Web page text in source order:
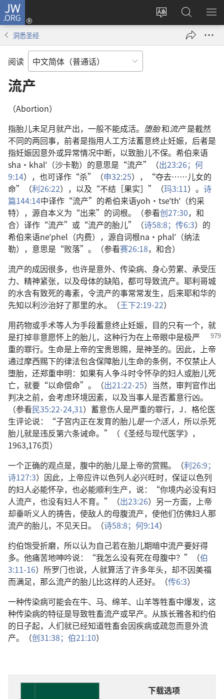
JW.ORG
更
登
录
（打
搜
索
JW.ORG
显
洞悉圣经
阅读
流产
（Abortion）
指胎儿未足月就产出，一般不能成活。 堕胎和流产是截然
不同的两回事，前者是指用人工方法蓄意终止妊娠，后者是
指妊娠因意外或异常情况中断，以致胎儿不保。希伯来语
sha·khalʹ（沙卡勒）的意思是“流产”（出23:26； 何
9:14），也可译作“杀”（申32:25），“夺去……儿女的
命”（利26:22），以及“不结［果实］”（玛3:11）。 诗
篇144:14中译作“流产”的希伯来语yoh·tseʼthʹ（约采
特），源自本义为“出来”的词根。（参看创27:30，和
合）译作“流产”或“流产的胎儿”（诗58:8； 传6:3）的
希伯来语neʹphel（内费），源自词根na·phalʹ（纳法
勒），意思是“败落”。（参看赛26:18，和合）
流产的成因很多，也许是意外、传染病、身心劳累、承受压
力、精神紧张，以及母体的缺陷，都可导致流产。耶利哥城
的水含有致死的毒素，令流产的事常常发生，后来耶和华的
先知以利沙治好了那里的水。（王下2:19-22）
用药物或手术等人为手段蓄意终止妊娠，目的只有一个，就
是打掉非意愿怀上的胎儿，这种行为在上帝眼中是极严
重的罪行。生命是上帝的宝贵恩赐，是神圣的。因此，上帝
通过摩西赐下的律法包含保障胎儿生命的条例，不仅禁止人
堕胎，还郑重申明：如果有人争斗时令怀孕的妇人或胎儿死
亡，就要“以命偿命”。（出21:22-25）当然，审判官作出
判决之前，会考虑环境因素，以及当事人是否蓄意行凶。
（参看民35:22-24,31）蓄意伤人是严重的罪行，J．格伦医
生评论说：“子宫内正在发育的胎儿是一个活人， 所以杀死
胎儿就是违反第六条诫命。”（《圣经与现代医学》，
1963,176页）
一个正确的观点是，腹中的胎儿是上帝的赏赐。（利26:9；
诗127:3）因此，上帝应许以色列人必兴旺时，保证以色列
的妇人必能怀孕，也必能顺利生产，说：“你境内必没有妇
人流产，也没有妇人不育。”（出23:26）另一方面，上帝
却垂听义人的祷告，使敌人的母腹流产，使他们仿佛妇人那
流产的胎儿，不见天日。（诗58:8； 何9:14）
约伯饱受折磨，所以认为自己若在胎儿期暗中流产要好得
多。他痛苦地呻吟说：“我怎么没有死在母腹中？”（伯
3:11-16）所罗门也说，人就算活了许多年头，却不因美福
而满足，那么流产的胎儿比这样的人还好。（传6:3）
一种传染病可能会在牛、马、绵羊、山羊等牲畜中爆发，这
种传染病的特征是导致牲畜流产或早产。从族长雅各和约伯
的日子起，人们就已经知道牲畜会因疾病或疏忽而意外流
产。（创31:38； 伯21:10）
下载选项